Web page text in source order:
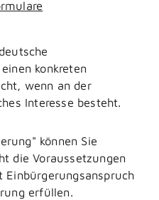
konkreten
wenn an der
Interesse besteht.
können Sie
die Voraussetzungen
erfüllen.